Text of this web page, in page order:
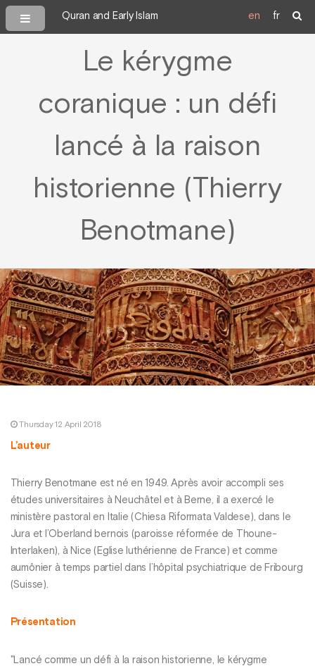
Quran and Early Islam en fr
Le kérygme
coranique : un défi
lancé à la raison
historienne (Thierry
Benotmane)
Thursday 12 April 2018
L’auteur
Thierry Benotmane est né en 1949. Après avoir accompli ses
études universitaires à Neuchâtel et à Berne, il a exercé le
ministère pastoral en Italie (Chiesa Riformata Valdese), dans le
Jura et l’Oberland bernois (paroisse réformée de Thoune-
Interlaken), à Nice (Eglise luthérienne de France) et comme
aumônier à temps partiel dans l’hôpital psychiatrique de Fribourg
(Suisse).
Présentation
"Lancé comme un défi à la raison historienne, le kérygme